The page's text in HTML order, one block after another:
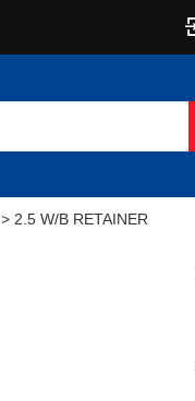
> 2.5 W/B RETAINER